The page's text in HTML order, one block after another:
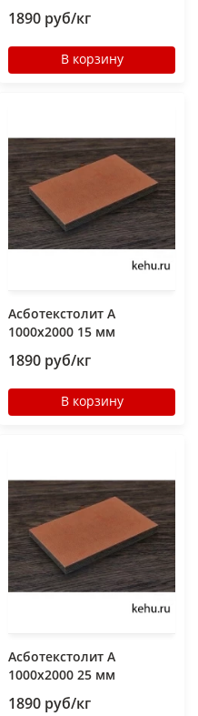
1890 руб/кг
В корзину
Асботекстолит А
1000х2000 15 мм
1890 руб/кг
В корзину
Асботекстолит А
1000х2000 25 мм
1890 руб/кг